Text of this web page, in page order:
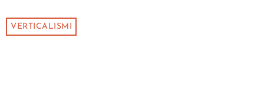
VERTICALISMI